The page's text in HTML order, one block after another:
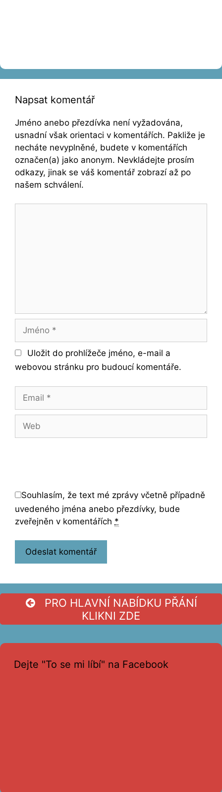
Napsat komentář
Jméno anebo přezdívka není vyžadována,
usnadní však orientaci v komentářích. Pakliže je
necháte nevyplněné, budete v komentářích
označen(a) jako anonym. Nevkládejte prosím
odkazy, jinak se váš komentář zobrazí až po
našem schválení.
Jméno
Uložit do prohlížeče jméno, e-mail a
webovou stránku pro budoucí komentáře.
Email
Web
Souhlasím, že text mé zprávy včetně případně
uvedeného jména anebo přezdívky, bude
zveřejněn v komentářích *
PRO HLAVNÍ NABÍDKU PŘÁNÍ
KLIKNI ZDE
Dejte "To se mi líbí" na Facebook